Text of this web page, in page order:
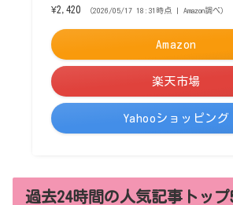
¥2,420 （2026/05/17 18:31時点 | Amazon調べ）
Amazon
楽天市場
Yahooショッピング
過去24時間の人気記事トップ